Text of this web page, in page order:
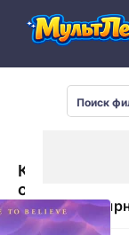
Как
слониха
упала